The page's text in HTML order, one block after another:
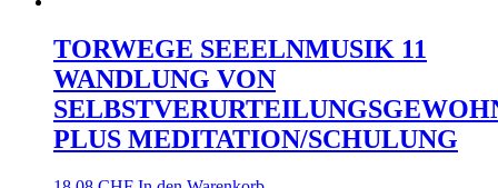
TORWEGE SEEELNMUSIK 11
WANDLUNG VON
PLUS MEDITATION/SCHULUNG